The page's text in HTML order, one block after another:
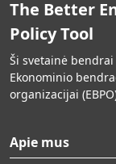
The Better
Policy Tool
Ši svetainė
Ekonominio
organizacijai
Apie mus